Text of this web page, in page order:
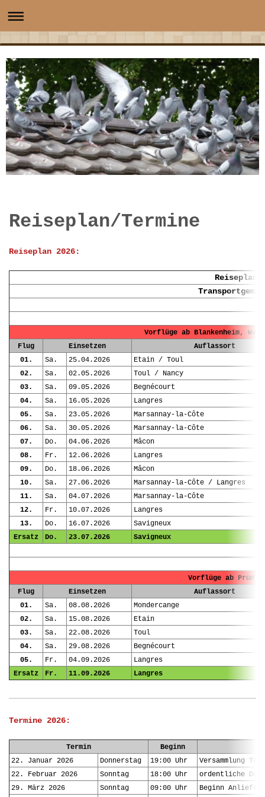
Reiseplan/Termine
Reiseplan 2026:
Reiseplan
Vorflüge ab Blankenheim,
Flug
Einsetzen
Auflassort
01.
Sa. 25.04.2026
Etain / Toul
02.
Sa. 02.05.2026
Toul / Nancy
03.
Sa. 09.05.2026
Begnécourt
04.
Sa. 16.05.2026
Langres
05.
Sa. 23.05.2026
Marsannay-la-Côte
06.
Sa. 30.05.2026
Marsannay-la-Côte
07.
Do. 04.06.2026
Mâcon
08.
Fr. 12.06.2026
Langres
09.
Do. 18.06.2026
Mâcon
10.
Sa. 27.06.2026
Marsannay-la-Côte / Langres
11.
Sa. 04.07.2026
Marsannay-la-Côte
12.
Fr. 10.07.2026
Langres
13.
Do. 16.07.2026
Savigneux
Ersatz
Do. 23.07.2026 Savigneux
Vorflüge ab Prüm,
Flug
Einsetzen
Auflassort
01.
Sa. 08.08.2026
Mondercange
02.
Sa. 15.08.2026
Etain
03.
Sa. 22.08.2026
Toul
04.
Sa. 29.08.2026
Begnécourt
05.
Fr. 04.09.2026
Langres
Ersatz
Fr. 11.09.2026 Langres
Termine 2026:
Termin
Beginn
22. Januar 2026
Donnerstag 19:00 Uhr
Versammlung
22. Februar 2026
Sonntag 18:00 Uhr ordentliche
29. März 2026
Sonntag 09:00 Uhr Beginn